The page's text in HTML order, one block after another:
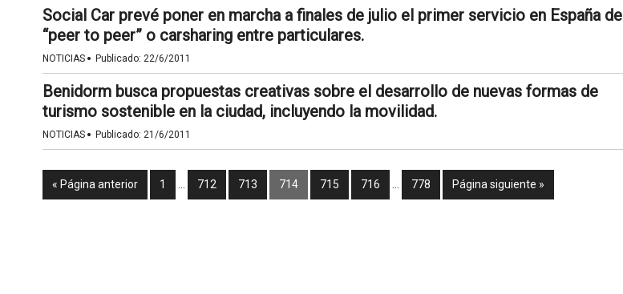
Social Car prevé poner en marcha a finales de julio el primer servicio en España de
“peer to peer” o carsharing entre particulares.
NOTICIAS · Publicado: 22/6/2011
Benidorm busca propuestas creativas sobre el desarrollo de nuevas formas de
turismo sostenible en la ciudad, incluyendo la movilidad.
NOTICIAS · Publicado: 21/6/2011
« Página anterior 1 712 713 714 715 716 778 Página siguiente »